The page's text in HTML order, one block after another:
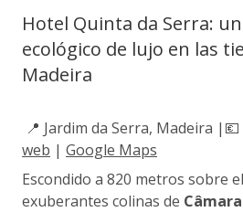
Hotel Quinta da Serra:
ecológico de lujo en las
Madeira
📍 Jardim da Serra, Madeira
web | Google Maps
Escondido a 820 metros sobre
exuberantes colinas de